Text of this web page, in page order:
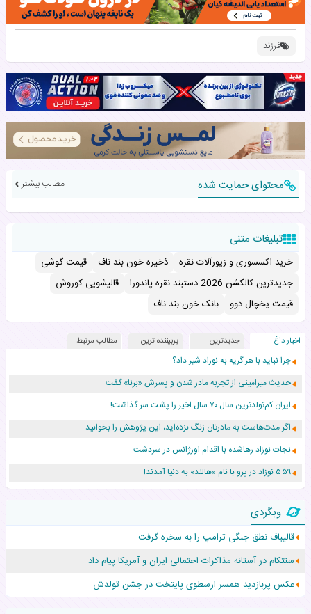
فرزند
محتوای حمایت شده مطالب بیشتر
تبلیغات متنی
خرید اکسسوری و زیورآلات نقره ذخیره خون بند ناف
قیمت گوشی
جدیدترین کالکشن 2026 دستبند نقره پاندورا
قالیشویی کوروش
قیمت یخچال دوو
بانک خون بند ناف
اخبار داغ جدیدترین پربیننده ترین مطالب مرتبط
چرا نباید با هر گریه به نوزاد شیر داد؟
حدیث میرامینی از تجربه مادر شدن و پسرش «برنا» گفت
ایران کم‌تولدترین سال ۷۰ سال اخیر را پشت سر گذاشت!
اگر مدت‌هاست به مادرتان زنگ نزده‌اید، این پژوهش را بخوانید
نجات نوزاد رهاشده با اقدام اورژانس در سردشت
۵۵۹ نوزاد در پرو با نام «هالند» به دنیا آمدند!
افزایش قد این دختر، چند میلیون دلار برای پدرش خرج داشته
حرکت غیرقانونی یک پرستار، جان دوقلوها را نجات داد!
عجیب‌ترین تولد در ۵/۵/۵ امسال که همه را شوکه کرد!
وبگردی
قالیباف نطق جنگی ترامپ را به سخره گرفت
سنتکام در آستانه مذاکرات احتمالی ایران و آمریکا پیام داد
عکس پربازدید همسر ارسطوی پایتخت در جشن تولدش